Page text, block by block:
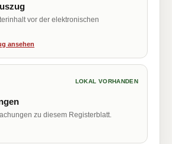
vor der elektronischen
ansehen
LOKAL VORHANDEN
zu diesem Registerblatt.